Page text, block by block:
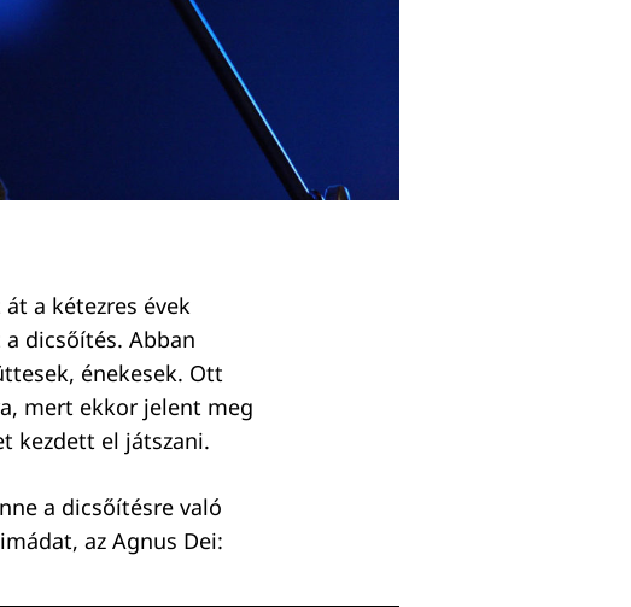
a kétezres évek
dicsőítés. Abban
énekesek. Ott
mert ekkor jelent meg
kezdett el játszani.
a dicsőítésre való
az Agnus Dei: